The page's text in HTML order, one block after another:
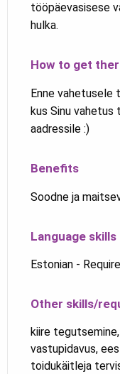
tööpäevasisese
hulka.
How to get
Enne vahetusele
kus Sinu
aadressile :)
Benefits
Soodne ja
Language skills
Estonian -
Other skills/
kiire
vastupidavus,
toidukäitleja